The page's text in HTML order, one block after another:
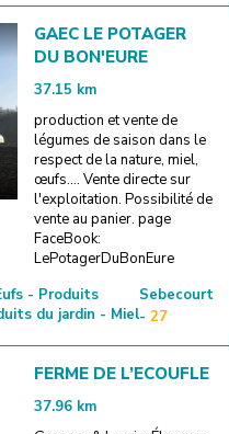
GAEC LE POTAGER
DU BON'EURE
37.15 km
production et vente de
légumes de saison dans le
respect de la nature, miel,
œufs.... Vente directe sur
l'exploitation. Possibilité de
vente au panier. page
FaceBook:
LePotagerDuBonEure
- Produits
du jardin - Miel
Sebecourt
- 27
FERME DE L’ECOUFLE
37.96 km